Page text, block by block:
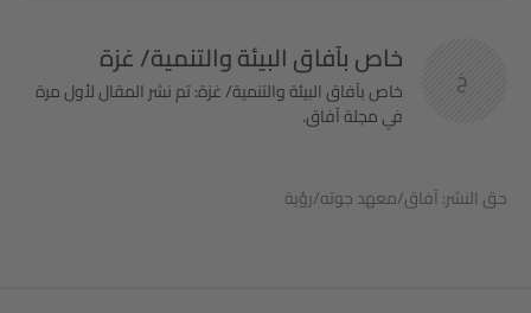
خ
خاص بآفاق البيئة والتنمية/ غزة
خاص بآفاق البيئة والتنمية/ غزة: تم نشر المقال لأول مرة
في مجلة آفاق.
حق النشر: آفاق/معهد جوته/رؤية